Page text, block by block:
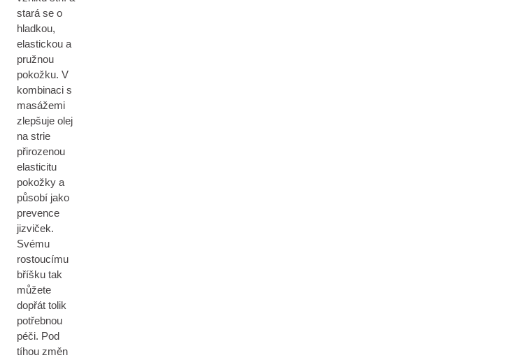
stará se o
hladkou,
elastickou a
pružnou
pokožku. V
kombinaci s
masážemi
zlepšuje olej
na strie
přirozenou
elasticitu
pokožky a
působí jako
prevence
jizviček.
Svému
rostoucímu
bříšku tak
můžete
dopřát tolik
potřebnou
péči. Pod
tíhou změn